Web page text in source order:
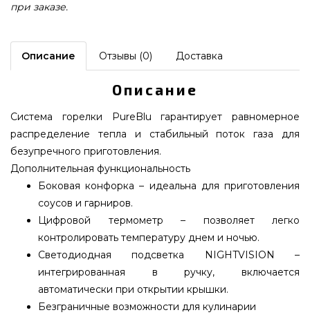
при заказе.
Описание Отзывы (0) Доставка
Описание
Система горелки PureBlu гарантирует равномерное
распределение тепла и стабильный поток газа для
безупречного приготовления.
Дополнительная функциональность
Боковая конфорка – идеальна для приготовления
соусов и гарниров.
Цифровой термометр – позволяет легко
контролировать температуру днем ​​и ночью.
Светодиодная подсветка NIGHTVISION –
интегрированная в ручку, включается
автоматически при открытии крышки.
Безграничные возможности для кулинарии